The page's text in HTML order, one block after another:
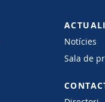
Notícies
Sala de